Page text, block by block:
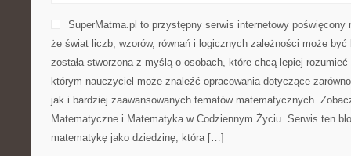
SuperMatma.pl to przystępny serwis internetowy
że świat liczb, wzorów, równań i logicznych zależności może
została stworzona z myślą o osobach, które chcą lepiej
którym nauczyciel może znaleźć opracowania dotyczące
jak i bardziej zaawansowanych tematów matematycznych.
Matematyczne i Matematyka w Codziennym Życiu. Serwis ten
matematykę jako dziedzinę, która […]